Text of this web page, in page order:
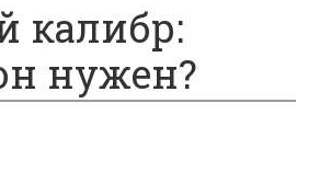
калибр:
нужен?